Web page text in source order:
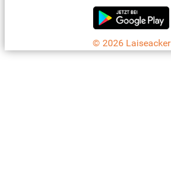
© 2026 Laiseacker